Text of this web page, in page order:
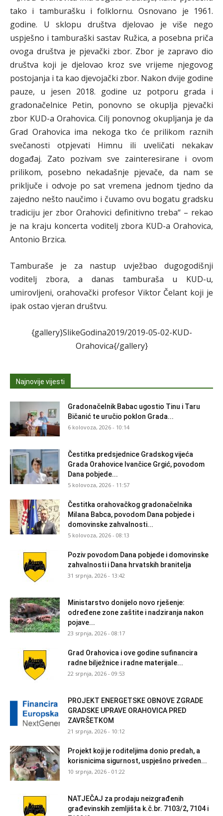
tako i tamburašku i folklornu. Osnovano je 1961.
godine. U sklopu društva djelovao je više nego
uspješno i tamburaški sastav Ružica, a posebna priča
ovoga društva je pjevački zbor. Zbor je zapravo dio
društva koji je djelovao kroz sve vrijeme njegovog
postojanja i ta kao djevojački zbor. Nakon dvije godine
pauze, u jesen 2018. godine uz potporu grada i
gradonačelnice Petin, ponovno se okuplja pjevački
zbor KUD-a Orahovica. Cilj ponovnog okupljanja je da
Grad Orahovica ima nekoga tko će prilikom raznih
svečanosti otpjevati Himnu ili uveličati nekakav
događaj. Zato pozivam sve zainteresirane i ovom
prilikom, posebno nekadašnje pjevače, da nam se
priključe i odvoje po sat vremena jednom tjedno da
zajedno nešto naučimo i čuvamo ovu bogatu gradsku
tradiciju jer zbor Orahovici definitivno treba“ – rekao
je na kraju koncerta voditelj zbora KUD-a Orahovica,
Antonio Brzica.
Tamburaše je za nastup uvježbao dugogodišnji
voditelj zbora, a danas tamburaša u KUD-u,
umirovljeni, orahovački profesor Viktor Čelant koji je
ipak ostao vjeran društvu.
{gallery}SlikeGodina2019/2019-05-02-KUD-
Orahovica{/gallery}
Najnovije vijesti
Gradonačelnik Babac ugostio Tinu i Taru
Bičanić te uručio poklon Grada...
6 kolovoza, 2026 - 10:14
Čestitka predsjednice Gradskog vijeća
Grada Orahovice Ivančice Grgić, povodom
Dana pobjede...
5 kolovoza, 2026 - 11:57
Čestitka orahovačkog gradonačelnika
Milana Babca, povodom Dana pobjede i
domovinske zahvalnosti...
5 kolovoza, 2026 - 08:13
Poziv povodom Dana pobjede i domovinske
zahvalnosti i Dana hrvatskih branitelja
31 srpnja, 2026 - 13:42
Ministarstvo donijelo novo rješenje:
određene zone zaštite i nadziranja nakon
pojave...
23 srpnja, 2026 - 08:17
Grad Orahovica i ove godine sufinancira
radne bilježnice i radne materijale...
22 srpnja, 2026 - 09:53
PROJEKT ENERGETSKE OBNOVE ZGRADE
GRADSKE UPRAVE ORAHOVICA PRED
ZAVRŠETKOM
21 srpnja, 2026 - 10:12
Projekt koji je roditeljima donio predah, a
korisnicima sigurnost, uspješno priveden...
10 srpnja, 2026 - 01:22
NATJEČAJ za prodaju neizgrađenih
građevinskih zemljišta k.č.br. 7103/2, 7104 i